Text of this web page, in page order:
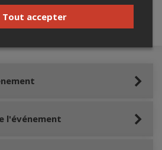
l'événement
Tout accepter